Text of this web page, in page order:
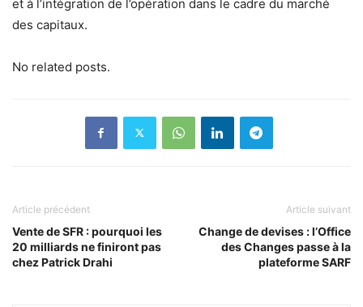
et à l’intégration de l’opération dans le cadre du marché
des capitaux.
No related posts.
Article précédent
Vente de SFR : pourquoi les
20 milliards ne finiront pas
chez Patrick Drahi
Article suivant
Change de devises : l’Office
des Changes passe à la
plateforme SARF